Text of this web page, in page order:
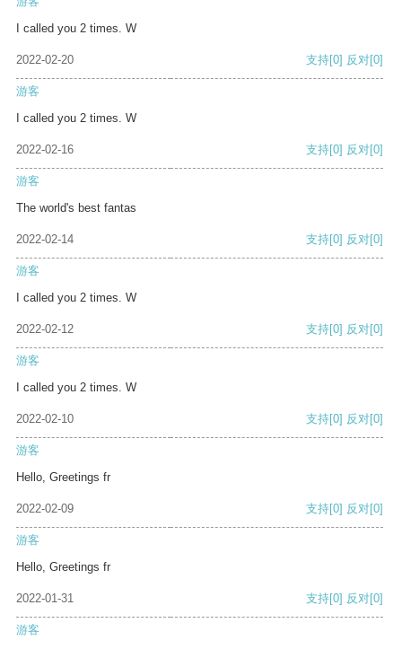
I called you 2 times. W
2022-02-20 支持[0] 反对[0]
游客
I called you 2 times. W
2022-02-16 支持[0] 反对[0]
游客
The world's best fantas
2022-02-14 支持[0] 反对[0]
游客
I called you 2 times. W
2022-02-12 支持[0] 反对[0]
游客
I called you 2 times. W
2022-02-10 支持[0] 反对[0]
游客
Hello, Greetings fr
2022-02-09 支持[0] 反对[0]
游客
Hello, Greetings fr
2022-01-31 支持[0] 反对[0]
游客